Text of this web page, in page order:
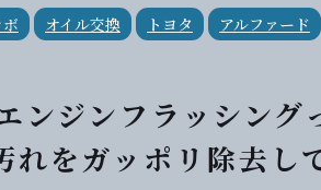
オイル交換 トヨタ アルファード
ジンフラッシング
をガッポリ除去し